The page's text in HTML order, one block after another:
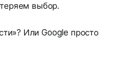
выбор.
Или Google просто